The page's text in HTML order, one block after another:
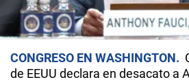
CONGRESO EN WASHINGTON
de EEUU declara en desacato a